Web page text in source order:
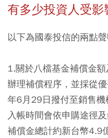
有多少投資人受影
以下為國泰投信的兩點聲
1.關於八檔基金補償金
辦理補償程序，並採從
年6月29日撥付至銷售
入帳時間會依申購途徑
補償金總計約新台幣4.9